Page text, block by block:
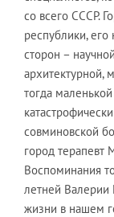
со всего СССР.
республики, его
сторон –
архитектурной,
тогда
совминовской
город
Воспоминания
летней
жизни в нашем